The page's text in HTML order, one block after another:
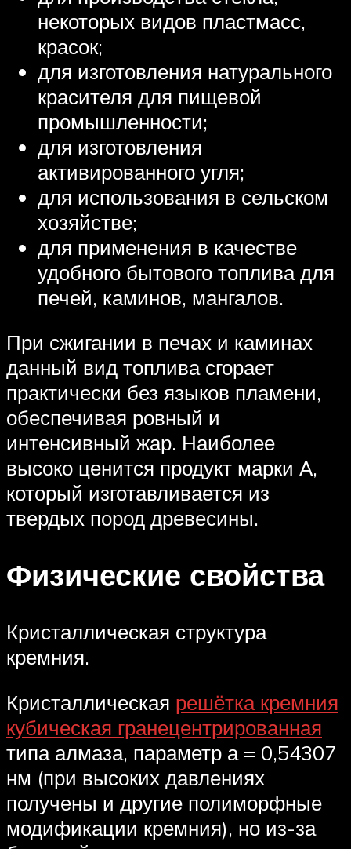
некоторых видов пластмасс,
красок;
для изготовления натурального
красителя для пищевой
промышленности;
для изготовления
активированного угля;
для использования в сельском
хозяйстве;
для применения в качестве
удобного бытового топлива для
печей, каминов, мангалов.
При сжигании в печах и каминах
данный вид топлива сгорает
практически без языков пламени,
обеспечивая ровный и
интенсивный жар. Наиболее
высоко ценится продукт марки А,
который изготавливается из
твердых пород древесины.
Физические свойства
Кристаллическая структура
кремния.
Кристаллическая решётка кремния
кубическая гранецентрированная
типа алмаза, параметр а = 0,54307
нм (при высоких давлениях
получены и другие полиморфные
модификации кремния), но из-за